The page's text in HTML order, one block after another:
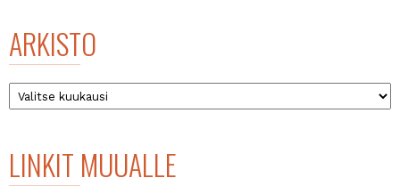
ARKISTO
Arkisto
LINKIT MUUALLE